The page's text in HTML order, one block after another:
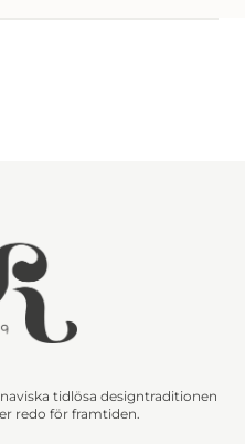
tidlösa designtraditionen
redo för framtiden.